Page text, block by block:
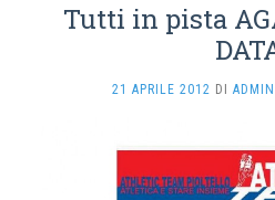
Tutti in pista
21 APRILE 2012 DI ADMIN